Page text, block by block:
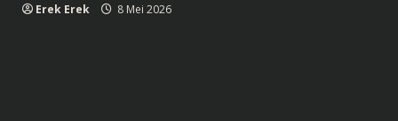
Erek Erek 8 Mei 2026